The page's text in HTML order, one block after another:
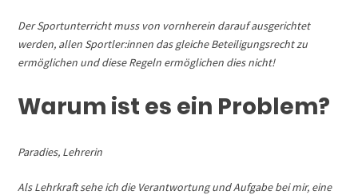
Der Sportunterricht muss von vornherein darauf ausgerichtet
werden, allen Sportler:innen das gleiche Beteiligungsrecht zu
ermöglichen und diese Regeln ermöglichen dies nicht!
Warum ist es ein Problem?
Paradies, Lehrerin
Als Lehrkraft sehe ich die Verantwortung und Aufgabe bei mir, eine